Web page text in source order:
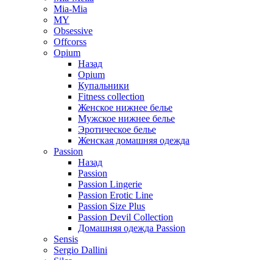
Mia-Mia
MY
Obsessive
Offcorss
Opium
Назад
Opium
Купальники
Fitness collection
Женское нижнее белье
Мужское нижнее белье
Эротическое белье
Женская домашняя одежда
Passion
Назад
Passion
Passion Lingerie
Passion Erotic Line
Passion Size Plus
Passion Devil Collection
Домашняя одежда Passion
Sensis
Sergio Dallini